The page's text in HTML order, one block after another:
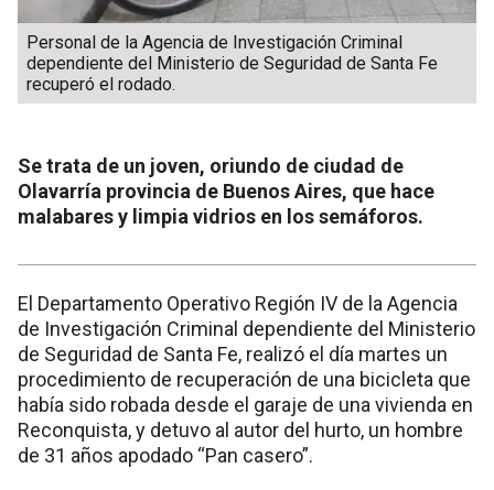
Personal de la Agencia de Investigación Criminal
dependiente del Ministerio de Seguridad de Santa Fe
recuperó el rodado.
Se trata de un joven, oriundo de ciudad de
Olavarría provincia de Buenos Aires, que hace
malabares y limpia vidrios en los semáforos.
El Departamento Operativo Región IV de la Agencia
de Investigación Criminal dependiente del Ministerio
de Seguridad de Santa Fe, realizó el día martes un
procedimiento de recuperación de una bicicleta que
había sido robada desde el garaje de una vivienda en
Reconquista, y detuvo al autor del hurto, un hombre
de 31 años apodado “Pan casero”.